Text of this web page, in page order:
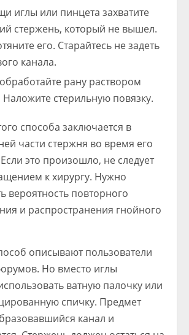
иглы или пинцета захватите
стержень, который не вышел.
его. Старайтесь не задеть
канала.
рану раствором
Наложите стерильную повязку.
способа заключается в
части стержня во время его
это произошло, не следует
к хирургу. Нужно
вероятность повторного
и распространения гнойного
описывают пользователи
Но вместо иглы
ватную палочку или
спичку. Предмет
канал и